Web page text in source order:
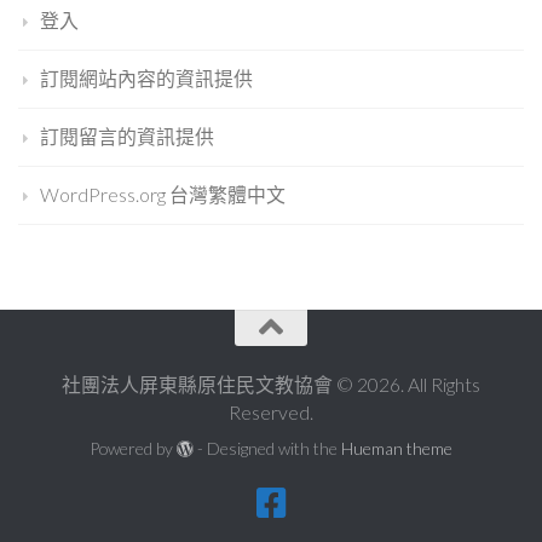
登入
訂閱網站內容的資訊提供
訂閱留言的資訊提供
WordPress.org 台灣繁體中文
社團法人屏東縣原住民文教協會 © 2026. All Rights
Reserved.
Powered by - Designed with the Hueman theme